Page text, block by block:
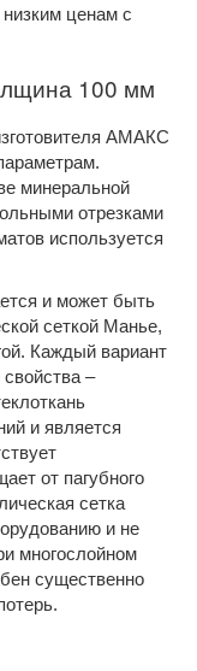
ценам с
100 мм
АМАКС
минеральной
отрезками
используется
и может быть
сеткой Манье,
Каждый вариант
–
и является
от пагубного
сетка
и не
многослойном
существенно